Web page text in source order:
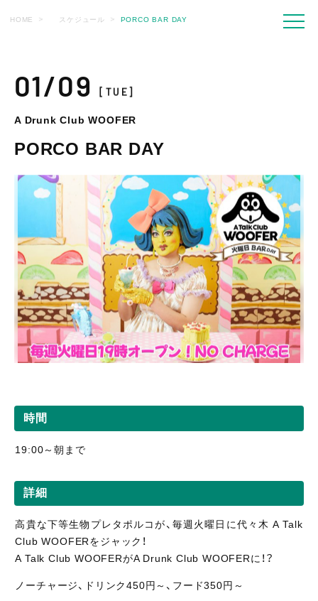
HOME スケジュール PORCO BAR DAY
01/09[TUE]
A Drunk Club WOOFER
PORCO BAR DAY
時間
19:00～朝まで
詳細
高貴な下等生物プレタポルコが、毎週火曜日に代々木 A Talk
Club WOOFERをジャック！
A Talk Club WOOFERがA Drunk Club WOOFERに！？
ノーチャージ、ドリンク450円～、フード350円～